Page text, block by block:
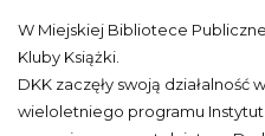
W Miejskiej Bibliotece
Kluby Książki.
DKK zaczęły swoją
wieloletniego programu